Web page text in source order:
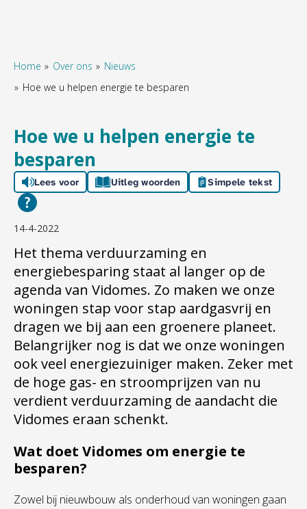
Home Over ons
Nieuws
Hoe we u helpen energie te besparen
Hoe we u helpen energie te
besparen
Lees voor Uitleg woorden Simpele tekst
14-4-2022
Het thema verduurzaming en
energiebesparing staat al langer op de
agenda van Vidomes. Zo maken we onze
woningen stap voor stap aardgasvrij en
dragen we bij aan een groenere planeet.
Belangrijker nog is dat we onze woningen
ook veel energiezuiniger maken. Zeker met
de hoge gas- en stroomprijzen van nu
verdient verduurzaming de aandacht die
Vidomes eraan schenkt.
Wat doet Vidomes om energie te
besparen?
Zowel bij nieuwbouw als onderhoud van woningen gaan